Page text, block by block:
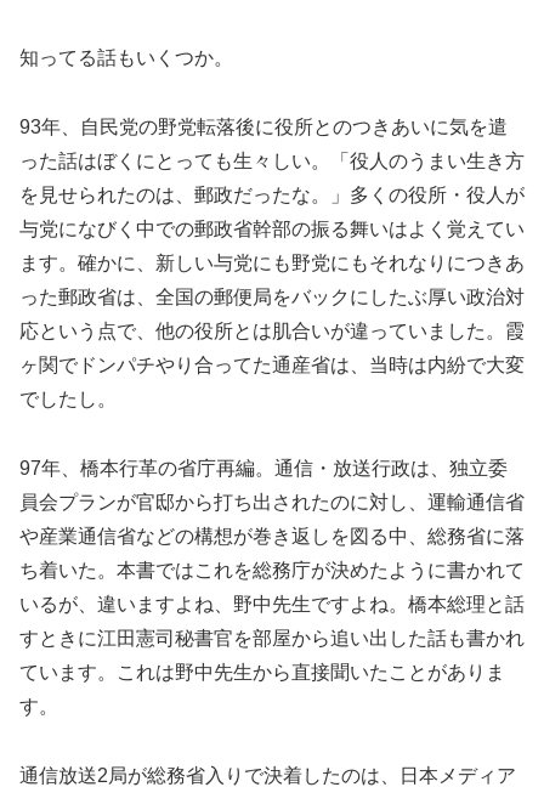
知ってる話もいくつか。
93年、自民党の野党転落後に役所とのつきあいに気を遣
った話はぼくにとっても生々しい。「役人のうまい生き方
を見せられたのは、郵政だったな。」多くの役所・役人が
与党になびく中での郵政省幹部の振る舞いはよく覚えてい
ます。確かに、新しい与党にも野党にもそれなりにつきあ
った郵政省は、全国の郵便局をバックにしたぶ厚い政治対
応という点で、他の役所とは肌合いが違っていました。霞
ヶ関でドンパチやり合ってた通産省は、当時は内紛で大変
でしたし。
97年、橋本行革の省庁再編。通信・放送行政は、独立委
員会プランが官邸から打ち出されたのに対し、運輸通信省
や産業通信省などの構想が巻き返しを図る中、総務省に落
ち着いた。本書ではこれを総務庁が決めたように書かれて
いるが、違いますよね、野中先生ですよね。橋本総理と話
すときに江田憲司秘書官を部屋から追い出した話も書かれ
ています。これは野中先生から直接聞いたことがありま
す。
通信放送2局が総務省入りで決着したのは、日本メディア